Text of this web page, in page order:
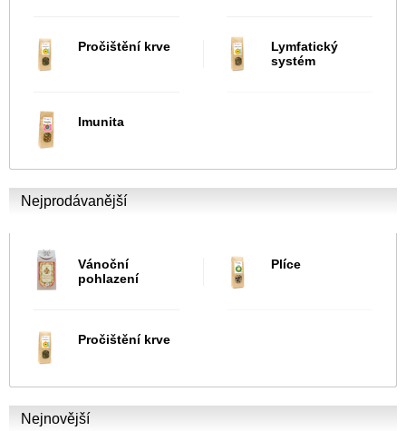
Pročištění krve
Lymfatický
systém
Imunita
Nejprodávanější
Vánoční
pohlazení
Plíce
Pročištění krve
Nejnovější